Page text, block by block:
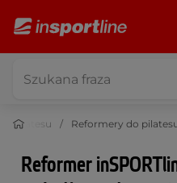
pilatesu Reformery do
Reformer